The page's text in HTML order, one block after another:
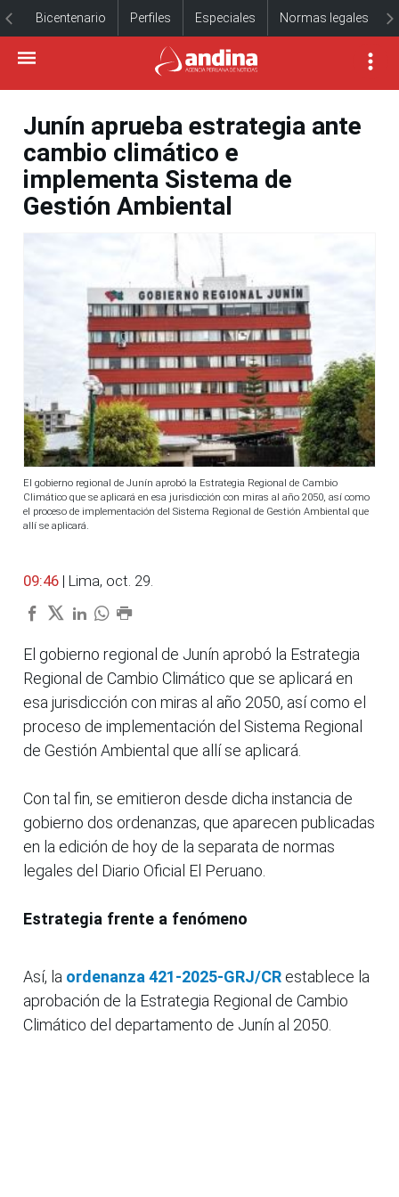
Bicentenario Perfiles Especiales Normas legales
Junín aprueba estrategia ante
cambio climático e
implementa Sistema de
Gestión Ambiental
El gobierno regional de Junín aprobó la Estrategia Regional de Cambio
Climático que se aplicará en esa jurisdicción con miras al año 2050, así como
el proceso de implementación del Sistema Regional de Gestión Ambiental que
allí se aplicará.
09:46 | Lima, oct. 29.
El gobierno regional de Junín aprobó la Estrategia
Regional de Cambio Climático que se aplicará en
esa jurisdicción con miras al año 2050, así como el
proceso de implementación del Sistema Regional
de Gestión Ambiental que allí se aplicará.
Con tal fin, se emitieron desde dicha instancia de
gobierno dos ordenanzas, que aparecen publicadas
en la edición de hoy de la separata de normas
legales del Diario Oficial El Peruano.
Estrategia frente a fenómeno
Así, la ordenanza 421-2025-GRJ/CR establece la
aprobación de la Estrategia Regional de Cambio
Climático del departamento de Junín al 2050.